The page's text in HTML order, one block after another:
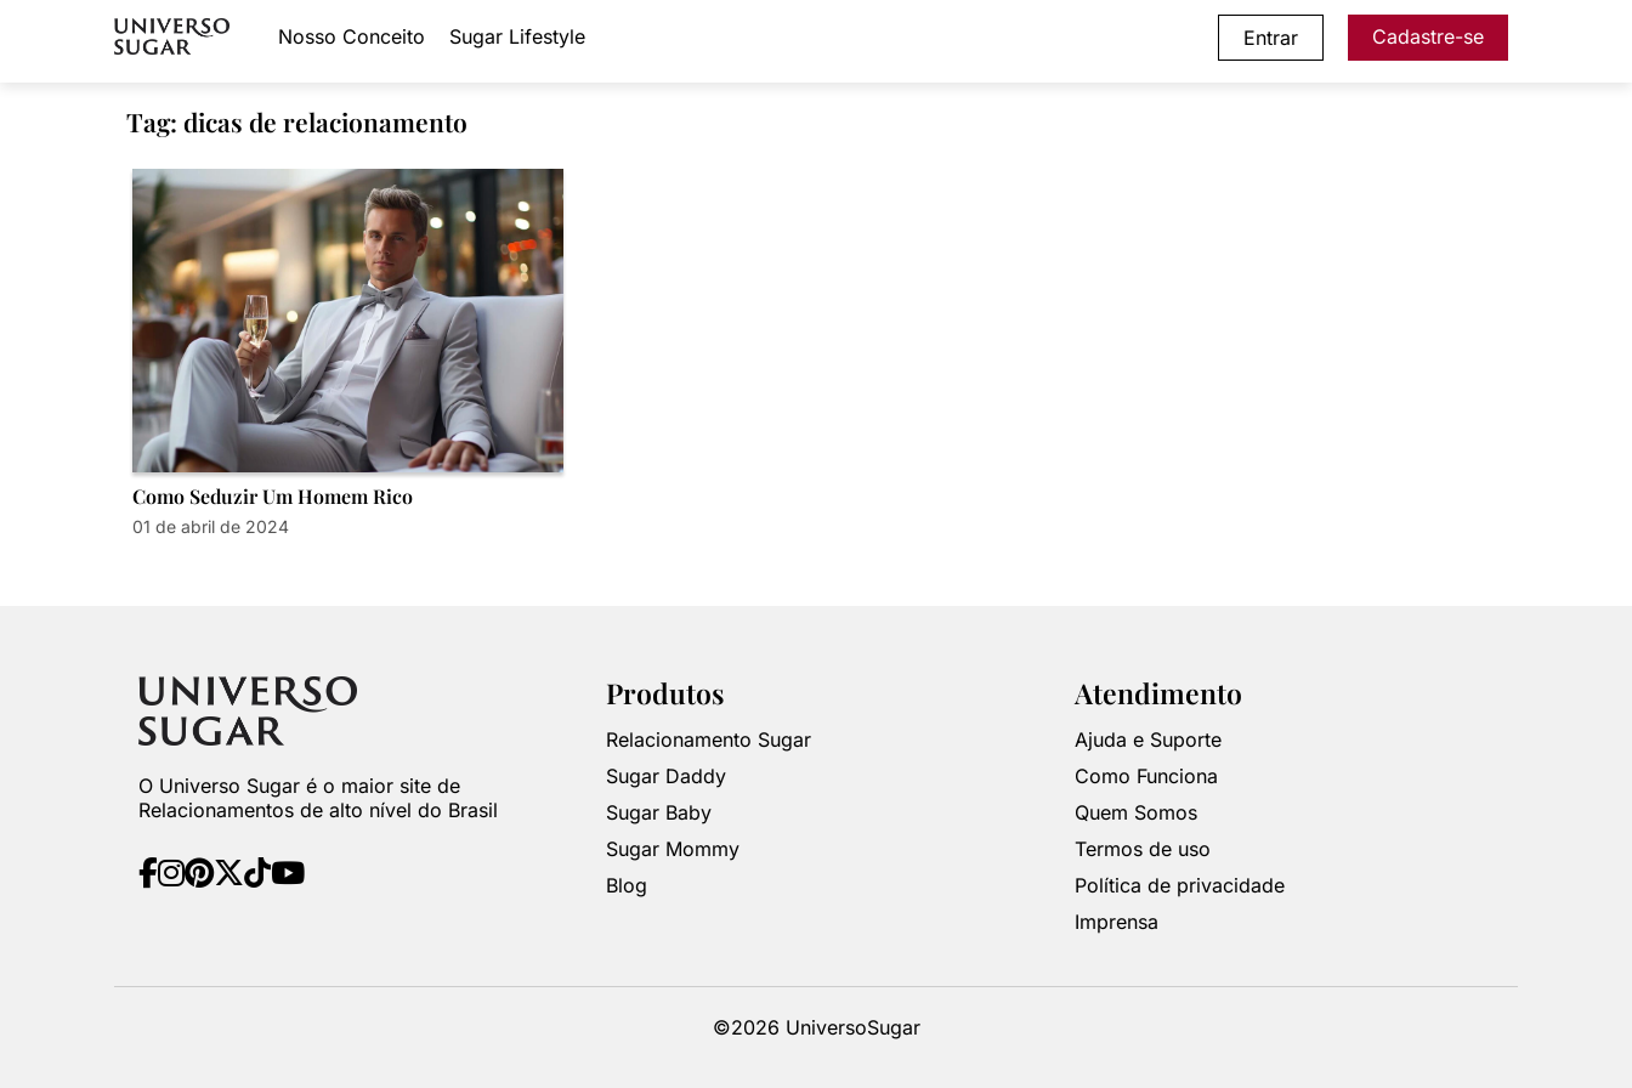
Nosso Conceito Sugar Lifestyle Entrar Cadastre-se
Tag: dicas de relacionamento
Como Seduzir Um Homem Rico
01 de abril de 2024
O Universo Sugar é o maior site de
Relacionamentos de alto nível do Brasil
Produtos
Relacionamento Sugar
Sugar Daddy
Sugar Baby
Sugar Mommy
Blog
Atendimento
Ajuda e Suporte
Como Funciona
Quem Somos
Termos de uso
Política de privacidade
Imprensa
©2026 UniversoSugar